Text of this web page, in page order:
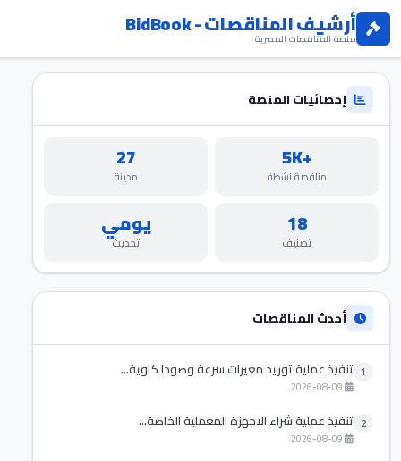
أرشيف المناقصات - BidBook
منصة المناقصات المصرية
إحصائيات المنصة
+5K
مناقصة نشطة
27
مدينة
18
تصنيف
يومي
تحديث
أحدث المناقصات
1 تنفيذ عملية توريد مغيرات سرعة وصودا كاوية...
2 تنفيذ عملية شراء الاجهزة المعملية الخاصة...